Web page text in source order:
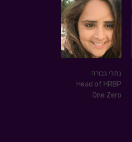
נתלי גבורה
Head of HRBP
One Zero